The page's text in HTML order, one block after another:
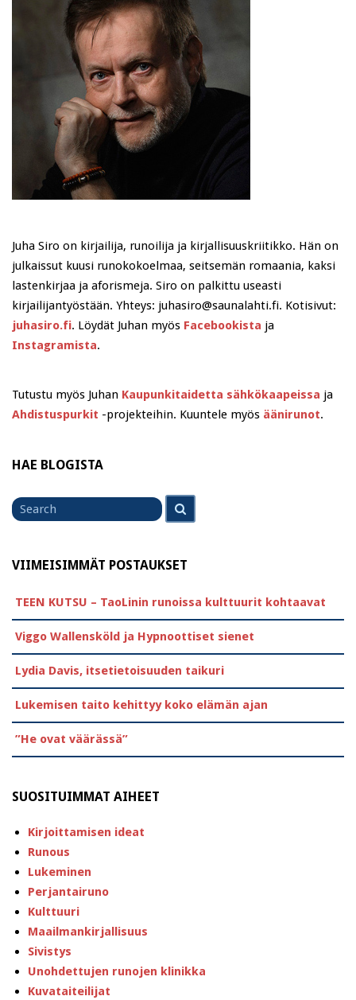
Juha Siro on kirjailija, runoilija ja kirjallisuuskriitikko. Hän on
julkaissut kuusi runokokoelmaa, seitsemän romaania, kaksi
lastenkirjaa ja aforismeja. Siro on palkittu useasti
kirjailijantyöstään. Yhteys: juhasiro@saunalahti.fi. Kotisivut:
juhasiro.fi. Löydät Juhan myös Facebookista ja
Instagramista.
Tutustu myös Juhan Kaupunkitaidetta sähkökaapeissa ja
Ahdistuspurkit -projekteihin. Kuuntele myös äänirunot.
HAE BLOGISTA
Search
for
VIIMEISIMMÄT POSTAUKSET
TEEN KUTSU – TaoLinin runoissa kulttuurit kohtaavat
Viggo Wallensköld ja Hypnoottiset sienet
Lydia Davis, itsetietoisuuden taikuri
Lukemisen taito kehittyy koko elämän ajan
”He ovat väärässä”
SUOSITUIMMAT AIHEET
Kirjoittamisen ideat
Runous
Lukeminen
Perjantairuno
Kulttuuri
Maailmankirjallisuus
Sivistys
Unohdettujen runojen klinikka
Kuvataiteilijat